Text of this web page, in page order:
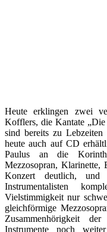
Heute erklingen zwei
Kofflers, die Kantate
sind bereits zu
heute auch auf CD
Paulus an die
Mezzosopran,
Konzert deutlich,
Instrumentalisten
Vielstimmigkeit nur
gleichförmige
Zusammenhörigkeit
Instrumente noch